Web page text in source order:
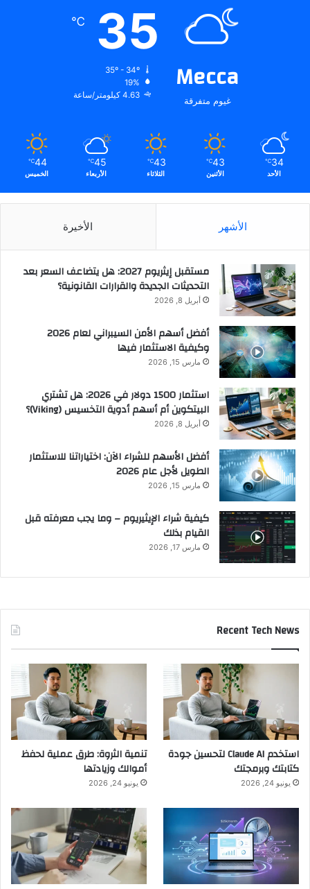
Mecca
غيوم متفرقة
35
℃
19%
4.63 كيلومتر/ساعة
34
℃
الأحد
43
℃
الأثنين
43
℃
الثلاثاء
45
℃
الأربعاء
44
℃
الخميس
الأشهر الأخيرة
مستقبل إيثريوم 2027: هل يتضاعف السعر بعد
التحديثات الجديدة والقرارات القانونية؟
أبريل 8, 2026
أفضل أسهم الأمن السيبراني لعام 2026
وكيفية الاستثمار فيها
مارس 15, 2026
استثمار 1500 دولار في 2026: هل تشتري
البيتكوين أم أسهم أدوية التخسيس (Viking)؟
أبريل 8, 2026
أفضل الأسهم للشراء الآن: اختياراتنا للاستثمار
الطويل لأجل عام 2026
مارس 15, 2026
كيفية شراء الإيثيريوم – وما يجب معرفته قبل
القيام بذلك
مارس 17, 2026
Recent Tech News
استخدم Claude AI لتحسين جودة
كتابتك وبرمجتك
يونيو 24, 2026
تنمية الثروة: طرق عملية لحفظ
أموالك وزيادتها
يونيو 24, 2026